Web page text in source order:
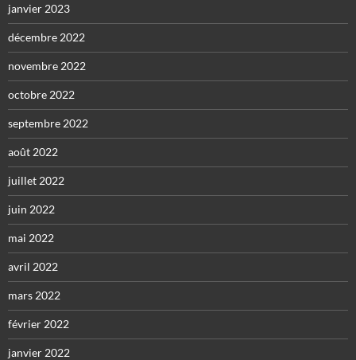
janvier 2023
décembre 2022
novembre 2022
octobre 2022
septembre 2022
août 2022
juillet 2022
juin 2022
mai 2022
avril 2022
mars 2022
février 2022
janvier 2022